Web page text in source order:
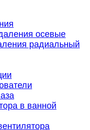
осевые
радиальный
в ванной